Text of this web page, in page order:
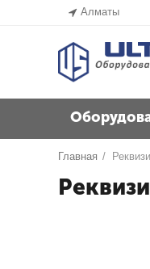
Алматы
Главная /